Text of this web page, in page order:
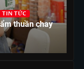
TIN TỨC
thuần chay